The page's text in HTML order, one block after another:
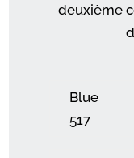
deuxième
Blue
517